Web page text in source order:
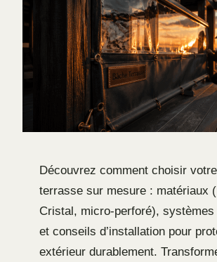
Découvrez comment choisir
terrasse sur mesure : matériaux
Cristal, micro-perforé),
et conseils d’installation pour
extérieur durablement.